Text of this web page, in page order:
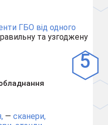
ГБО від одного
та узгоджену
— сканери,